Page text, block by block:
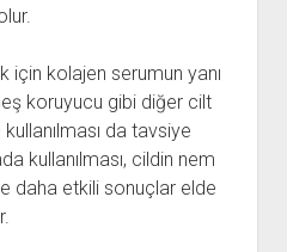
için kolajen serumun yanı
koruyucu gibi diğer cilt
da tavsiye
kullanılması, cildin nem
daha etkili sonuçlar elde